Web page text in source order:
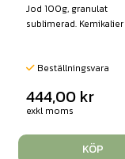
Jod 100g, granulat
sublimerad. Kemikalier
Beställningsvara
444,00 kr
exkl moms
KÖP